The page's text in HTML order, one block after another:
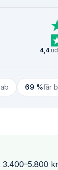
4,4
69 %får